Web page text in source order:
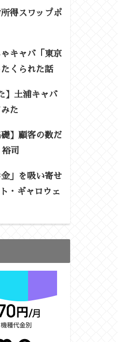
得スワップポ
キャバ「東京
くられた話
】土浦キャバ
た
】顧客の数だ
司
金」を吸い寄せ
・ギャロウェ